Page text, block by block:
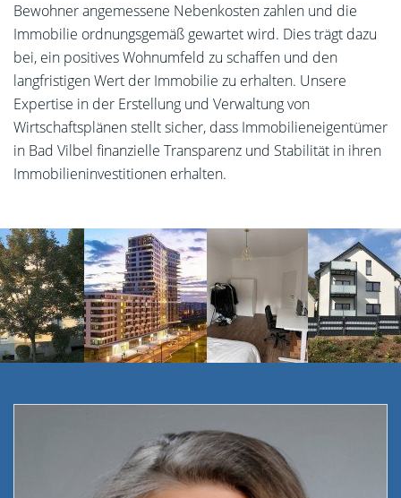
Bewohner angemessene Nebenkosten zahlen und die
Immobilie ordnungsgemäß gewartet wird. Dies trägt dazu
bei, ein positives Wohnumfeld zu schaffen und den
langfristigen Wert der Immobilie zu erhalten. Unsere
Expertise in der Erstellung und Verwaltung von
Wirtschaftsplänen stellt sicher, dass Immobilieneigentümer
in Bad Vilbel finanzielle Transparenz und Stabilität in ihren
Immobilieninvestitionen erhalten.